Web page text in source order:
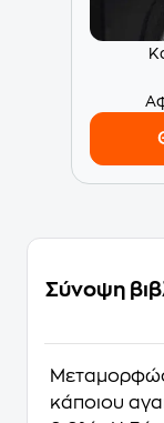
Σύνοψη
κάποιου